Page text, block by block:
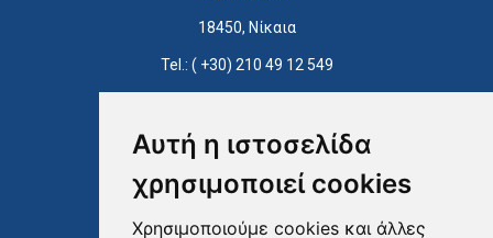
Αυτή η ιστοσελίδα
χρησιμοποιεί cookies
Χρησιμοποιούμε cookies και άλλες
18450, Νίκαια
Tel.: ( +30) 210 49 12 549
E: info@vsfhellas.gr
Ευκαιρίες Καριέρας